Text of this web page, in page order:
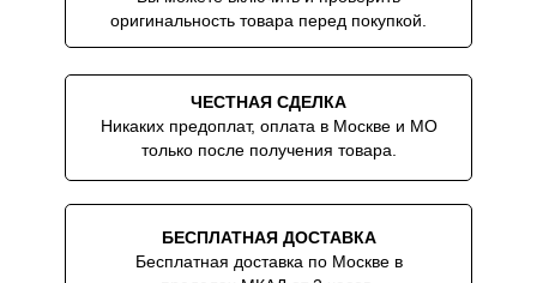
оригинальность товара перед покупкой.
БЕСПЛАТНАЯ ДОСТАВКА
Бесплатная доставка по Москве в
ЧЕСТНАЯ СДЕЛКА
Никаких предоплат, оплата в Москве и МО
только после получения товара.